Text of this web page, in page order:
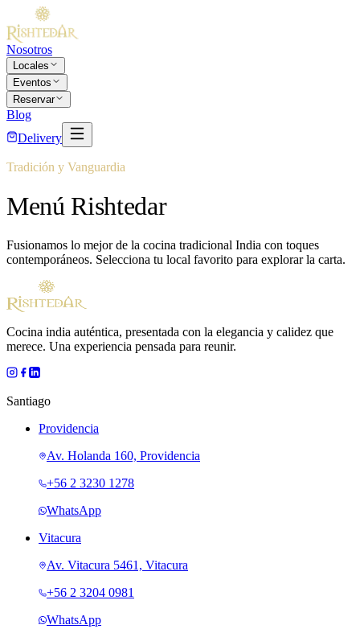
Nosotros
Locales
Eventos
Reservar
Blog
Delivery
Tradición y Vanguardia
Menú Rishtedar
Fusionamos lo mejor de la cocina tradicional India con toques
contemporáneos. Selecciona tu local favorito para explorar la carta.
Cocina india auténtica, presentada con la elegancia y calidez que
merece. Una experiencia pensada para reunir.
Santiago
Providencia
Av. Holanda 160, Providencia
+56 2 3230 1278
WhatsApp
Vitacura
Av. Vitacura 5461, Vitacura
+56 2 3204 0981
WhatsApp